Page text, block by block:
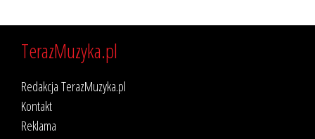
TerazMuzyka.pl
Redakcja TerazMuzyka.pl
Kontakt
Reklama